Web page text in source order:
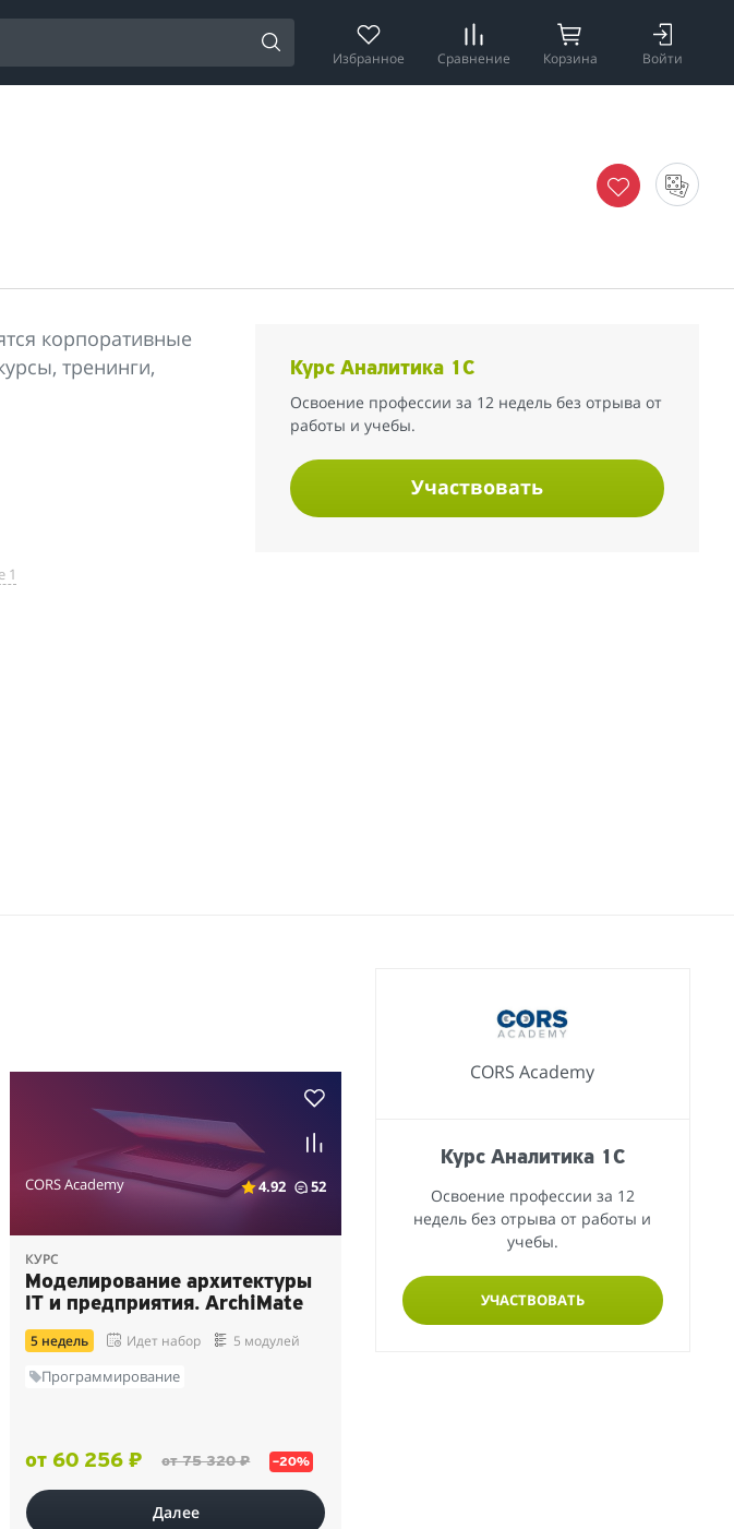
Избранное Сравнение Корзина Войти
корпоративные
тренинги,
1
Курс Аналитика 1С
Освоение профессии за 12 недель без отрыва от
работы и учебы.
Участвовать
CORS Academy 4.92 52
КУРС
Моделирование архитектуры
IT и предприятия. ArchiMate
5 недель Идет набор 5 модулей
Программирование
от 60 256 ₽ от 75 320 ₽ –20%
Далее
CORS Academy
Курс Аналитика 1С
Освоение профессии за 12
недель без отрыва от работы и
учебы.
УЧАСТВОВАТЬ